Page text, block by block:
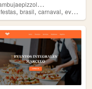
a
zambujaepizzolante
festas,brasil,carnaval,eventos